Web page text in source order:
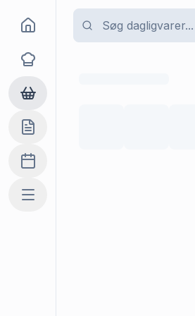
Goma
Opskrifter
Dagligvarer
Indkøbslisten
Madplan
Mere